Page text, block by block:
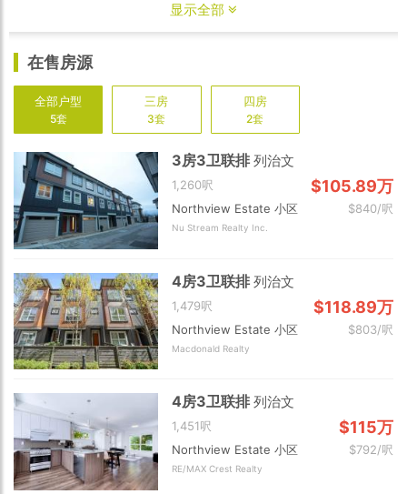
显示全部
在售房源
全部户型
5套
三房
3套
四房
2套
3房3卫联排列治文
1,260呎 $105.89万
Northview Estate 小区 $840/呎
Nu Stream Realty Inc.
4房3卫联排列治文
1,479呎 $118.89万
Northview Estate 小区 $803/呎
Macdonald Realty
4房3卫联排列治文
1,451呎 $115万
Northview Estate 小区 $792/呎
RE/MAX Crest Realty